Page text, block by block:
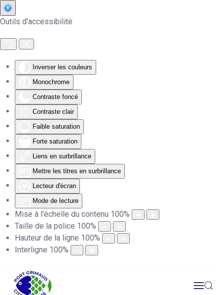
Outils d'accessibilité
Inverser les couleurs
Monochrome
Contraste foncé
Contraste clair
Faible saturation
Forte saturation
Liens en surbrillance
Mettre les titres en surbrillance
Lecteur d'écran
Mode de lecture
Mise à l'échelle du contenu 100%
Taille de la police 100%
Hauteur de la ligne 100%
Interligne 100%